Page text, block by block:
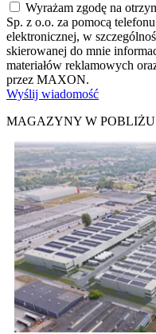
Wyrażam zgodę na
Sp. z o.o. za pomocą
elektronicznej, w
skierowanej do mnie
materiałów reklamowych
przez MAXON.
Wyślij wiadomość
MAGAZYNY W POBLIŻU